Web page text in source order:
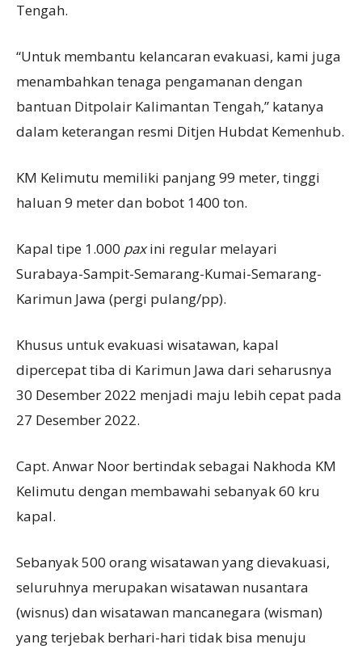
Tengah.
“Untuk membantu kelancaran evakuasi, kami juga
menambahkan tenaga pengamanan dengan
bantuan Ditpolair Kalimantan Tengah,” katanya
dalam keterangan resmi Ditjen Hubdat Kemenhub.
KM Kelimutu memiliki panjang 99 meter, tinggi
haluan 9 meter dan bobot 1400 ton.
Kapal tipe 1.000 paxini regular melayari
Surabaya-Sampit-Semarang-Kumai-Semarang-
Karimun Jawa (pergi pulang/pp).
Khusus untuk evakuasi wisatawan, kapal
dipercepat tiba di Karimun Jawa dari seharusnya
30 Desember 2022 menjadi maju lebih cepat pada
27 Desember 2022.
Capt. Anwar Noor bertindak sebagai Nakhoda KM
Kelimutu dengan membawahi sebanyak 60 kru
kapal.
Sebanyak 500 orang wisatawan yang dievakuasi,
seluruhnya merupakan wisatawan nusantara
(wisnus) dan wisatawan mancanegara (wisman)
yang terjebak berhari-hari tidak bisa menuju